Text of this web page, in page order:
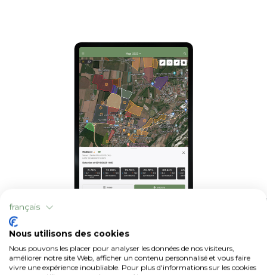
Base
Visualisation des capteurs dans
français
Nous utilisons des cookies
Nous pouvons les placer pour analyser les données de nos visiteurs,
améliorer notre site Web, afficher un contenu personnalisé et vous faire
vivre une expérience inoubliable. Pour plus d'informations sur les cookies